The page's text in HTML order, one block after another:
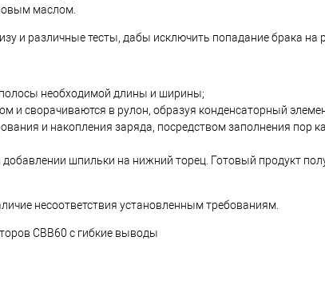
маслом.
и различные тесты, дабы исключить попадание брака на
необходимой длины и ширины;
и сворачиваются в рулон, образуя конденсаторный
и накопления заряда, посредством заполнения пор
добавлении шпильки на нижний торец. Готовый продукт
несоответствия установленным требованиям.
СВВ60 с гибкие выводы